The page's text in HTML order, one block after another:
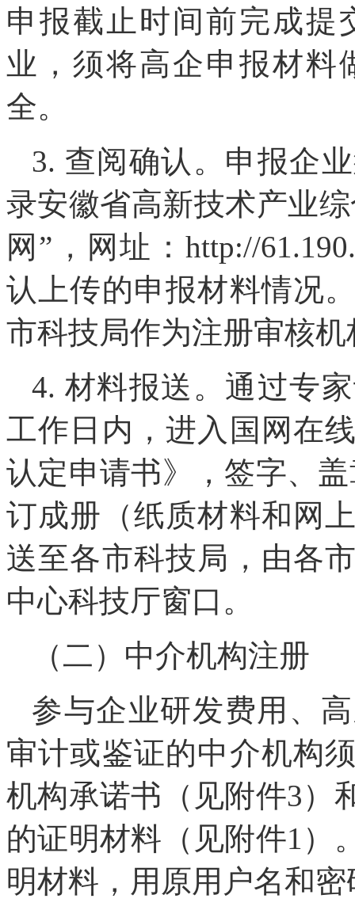
申报截止时间前完成提
业，须将高企申报材料
全。
3. 查阅确认。申报企
录安徽省高新技术产业
网”，网址：http://
认上传的申报材料情况
市科技局作为注册审核机
4. 材料报送。通过专
工作日内，进入国网在
认定申请书》，签字、
订成册（纸质材料和网
送至各市科技局，由各
中心科技厅窗口。
（二）中介机构注册
参与企业研发费用、
审计或鉴证的中介机构
机构承诺书（见附件3）
的证明材料（见附件1）
明材料，用原用户名和